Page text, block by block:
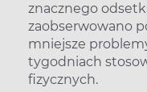
znacznego
zaobserwowano
mniejsze
tygodniach
fizycznych.